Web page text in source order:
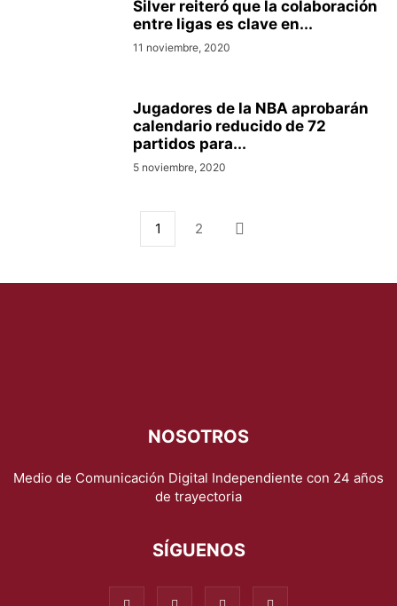
Silver reiteró que la colaboración
entre ligas es clave en...
11 noviembre, 2020
Jugadores de la NBA aprobarán
calendario reducido de 72
partidos para...
5 noviembre, 2020
1 2
NOSOTROS
Medio de Comunicación Digital Independiente con 24 años
de trayectoria
SÍGUENOS